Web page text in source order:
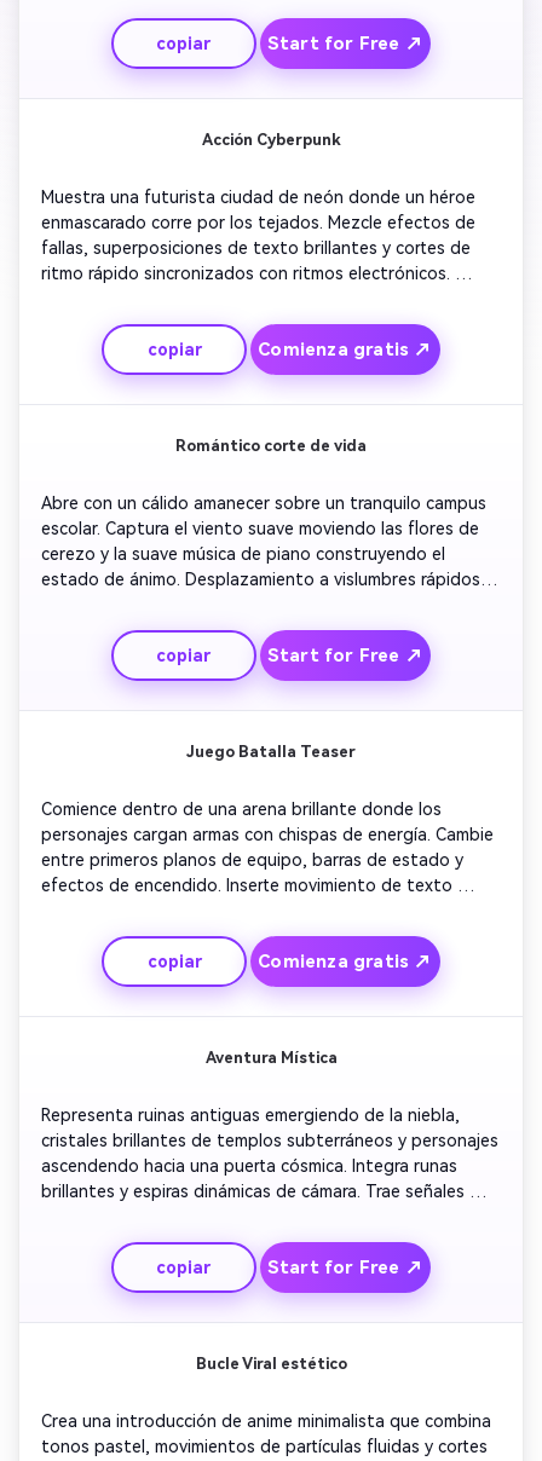
movimientos de la cámara. Transición a disparos de
equipo con armas encantadas iluminando la escena.
enfatizar una gran paleta de colores con azules,
dorados,
copiar Start for Free ↗
Acción Cyberpunk
Muestra una futurista ciudad de neón donde un héroe
enmascarado corre por los tejados. Mezcle efectos de
fallas, superposiciones de texto brillantes y cortes de
ritmo rápido sincronizados con ritmos electrónicos.
publicitarias holográficas. Terminar con el título reveal
codificado a través de parpadeantes códigos digitales.
Haz que el ritmo sea rápido y cinematográfico para una
emocionante introducción de anime adecuada para las
copiar Comienza gratis ↗
Romántico corte de vida
Abre con un cálido amanecer sobre un tranquilo campus
escolar. Captura el viento suave moviendo las flores de
cerezo y la suave música de piano construyendo el
estado de ánimo. Desplazamiento a vislumbres rápidos
la puerta. Utilice transiciones brillantes con destellos de
lente de ensueño. Añadir tipografía de estilo escrito a
mano para los nombres. Cerrar con un zoom lento y un
título brillante revela la mezcla de colores pastel.
copiar Start for Free ↗
Juego Batalla Teaser
Comience dentro de una arena brillante donde los
personajes cargan armas con chispas de energía. Cambie
entre primeros planos de equipo, barras de estado y
efectos de encendido. Inserte movimiento de texto
sincronización que coincidan con ritmos pesados de la
batería. Terminar con una explosión en cámara lenta
revelando el título del juego rodeado de aura eléctrica.
Perfecto para la promoción de videos de anime RPG o
copiar Comienza gratis ↗
Aventura Mística
Representa ruinas antiguas emergiendo de la niebla,
cristales brillantes de templos subterráneos y personajes
ascendendo hacia una puerta cósmica. Integra runas
brillantes y espiras dinámicas de cámara. Trae señales
imágenes visuales a una transición de color que cambia
de la oscuridad a un oro radiante. Haz que el logotipo
final brille con polvo mágico sutil.
copiar Start for Free ↗
Bucle Viral estético
Crea una introducción de anime minimalista que combina
tonos pastel, movimientos de partículas fluidas y cortes